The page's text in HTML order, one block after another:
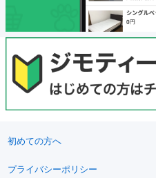
初めての方へ
プライバシーポリシー